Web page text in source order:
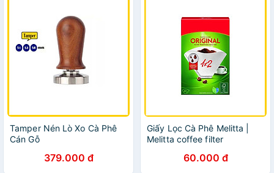
Tamper Nén Lò Xo Cà Phê
Cán Gỗ
379.000 đ
Giấy Lọc Cà Phê Melitta |
Melitta coffee filter
60.000 đ